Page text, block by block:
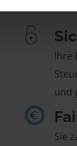
Ihre
und
Sie